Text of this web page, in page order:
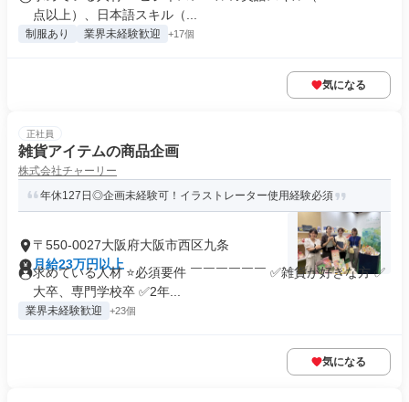
点以上）、日本語スキル（...
制服あり 業界未経験歓迎 +17個
気になる
正社員
雑貨アイテムの商品企画
株式会社チャーリー
年休127日◎企画未経験可！イラストレーター使用経験必須
〒550-0027大阪府大阪市西区九条
月給23万円以上
求めている人材 ⭐必須要件 ￣￣￣￣￣￣ ✅雑貨が好きな方 ✅
大卒、専門学校卒 ✅2年...
業界未経験歓迎 +23個
気になる